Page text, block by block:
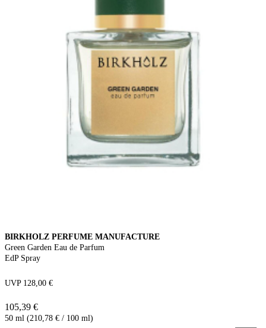
BIRKHOLZ PERFUME MANUFACTURE
Green Garden Eau de Parfum
EdP Spray
UVP 128,00 €
105,39 €
50 ml (210,78 € / 100 ml)